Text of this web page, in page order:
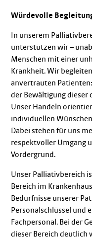
Würdevolle
In unserem
unterstützen wir –
Menschen mit einer
Krankheit. Wir
anvertrauten
der Bewältigung dieser
Unser Handeln
individuellen
Dabei stehen für uns
respektvoller Umgang
Vordergrund.
Unser Palliativbereich
Bereich im
Bedürfnisse unserer
Personalschlüssel und
Fachpersonal. Bei der
dieser Bereich deutlich